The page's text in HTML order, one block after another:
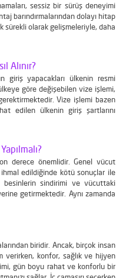
sessiz bir sürüş deneyimi
barındırmalarından dolayı hitap
sürekli olarak gelişmeleriyle, daha
Alınır?
giriş yapacakları ülkenin resmi
göre değişebilen vize işlemi,
Vize işlemi bazen
edilen ülkenin giriş şartlarını
derece önemlidir. Genel vücut
ihmal edildiğinde kötü sonuçlar ile
besinlerin sindirimi ve vücuttaki
getirmektedir. Aynı zamanda
biridir. Ancak, birçok insan
verirken, konfor, sağlık ve hijyen
gün boyu rahat ve konforlu bir